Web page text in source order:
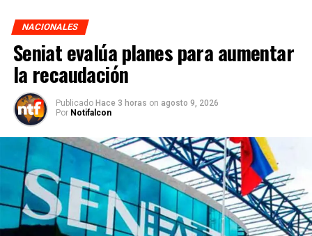
NACIONALES
Seniat evalúa planes para aumentar
la recaudación
Publicado Hace 3 horas on agosto 9, 2026
Por Notifalcon